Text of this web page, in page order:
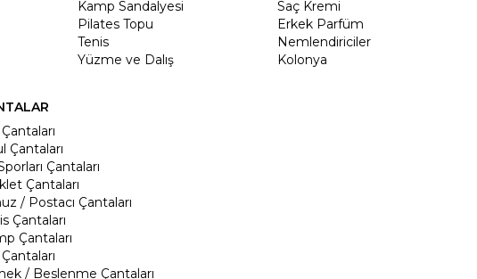
Kamp Sandalyesi
Pilates Topu
Tenis
Yüzme ve Dalış
Saç Kremi
Erkek Parfüm
Nemlendiriciler
Kolonya
Çantaları
Çantaları
Çantaları
/ Postacı Çantaları
Çantaları
Çantaları
/ Beslenme Çantaları